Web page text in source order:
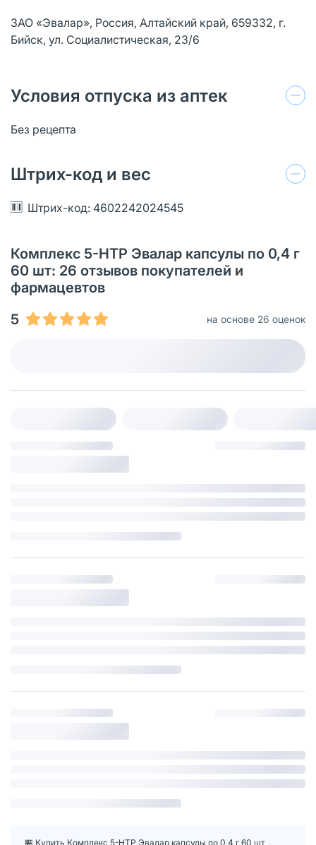
ЗАО «Эвалар», Россия, Алтайский край, 659332, г.
Бийск, ул. Социалистическая, 23/6
Условия отпуска из аптек
Без рецепта
Штрих-код и вес
Штрих-код: 4602242024545
Комплекс 5-НТР Эвалар капсулы по 0,4 г
60 шт: 26 отзывов покупателей и
фармацевтов
5
на основе 26 оценок
🏪 Купить Комплекс 5-НТР Эвалар капсулы по 0,4 г 60 шт